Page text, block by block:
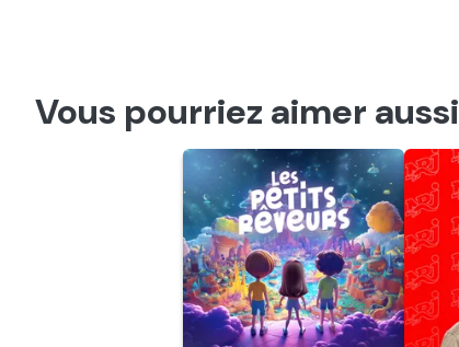
Vous pourriez aimer aussi